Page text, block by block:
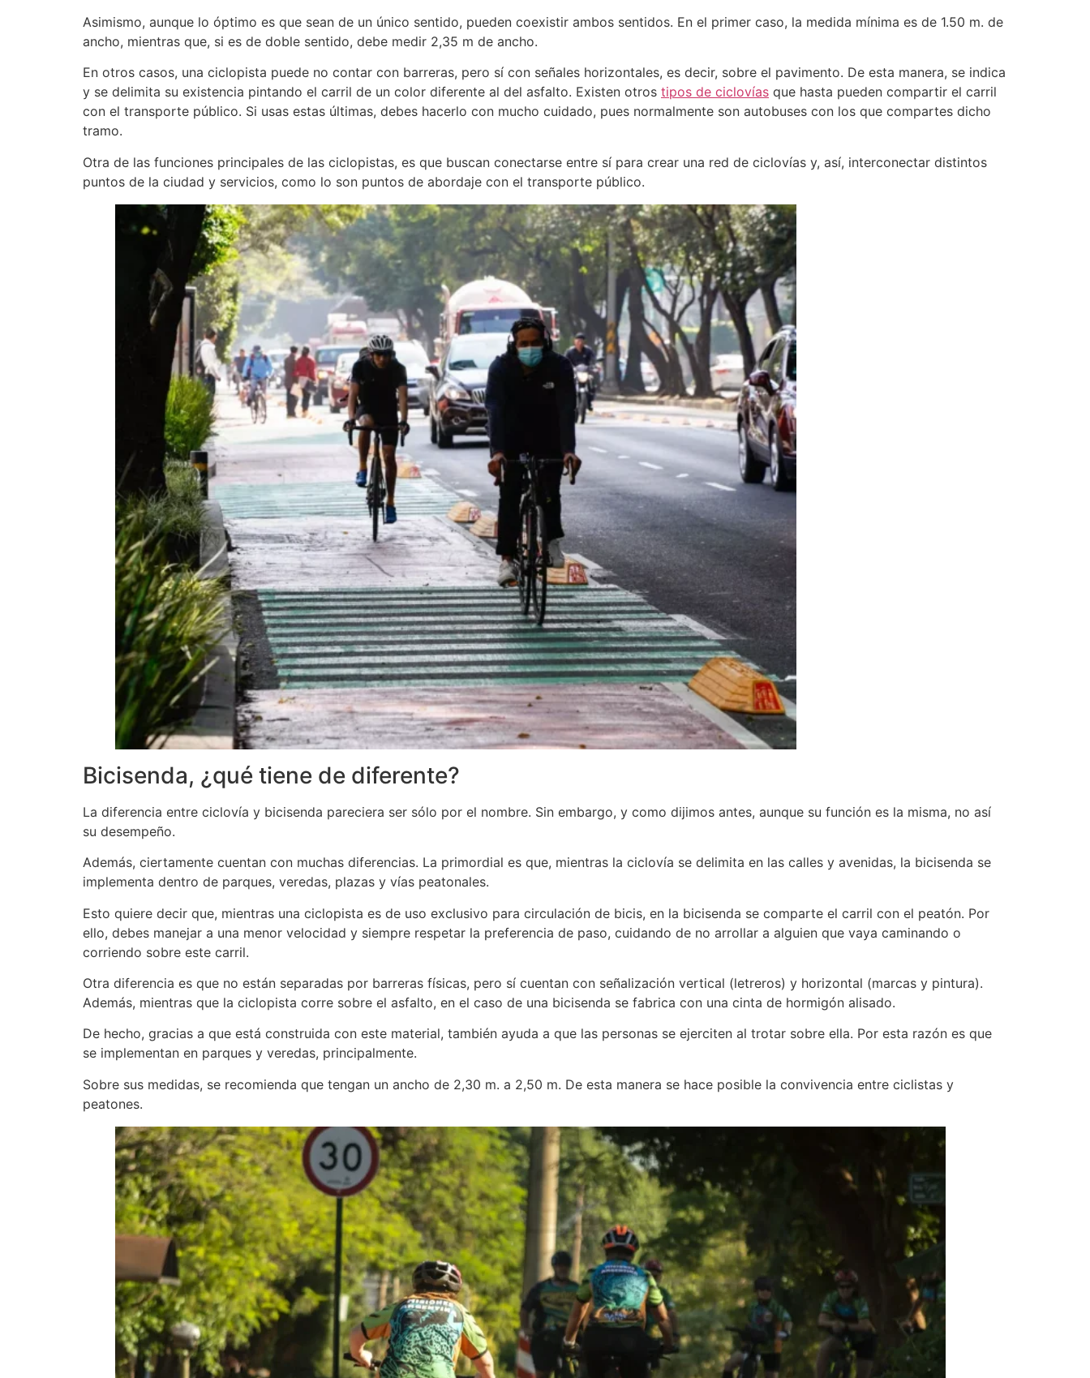
Asimismo, aunque lo óptimo es que sean de un único sentido, pueden coexistir ambos sentidos. En el primer caso, la medida mínima es de 1.50 m. de
ancho, mientras que, si es de doble sentido, debe medir 2,35 m de ancho.
En otros casos, una ciclopista puede no contar con barreras, pero sí con señales horizontales, es decir, sobre el pavimento. De esta manera, se indica
y se delimita su existencia pintando el carril de un color diferente al del asfalto. Existen otros tipos de ciclovías que hasta pueden compartir el carril
con el transporte público. Si usas estas últimas, debes hacerlo con mucho cuidado, pues normalmente son autobuses con los que compartes dicho
tramo.
Otra de las funciones principales de las ciclopistas, es que buscan conectarse entre sí para crear una red de ciclovías y, así, interconectar distintos
puntos de la ciudad y servicios, como lo son puntos de abordaje con el transporte público.
Bicisenda, ¿qué tiene de diferente?
La diferencia entre ciclovía y bicisenda pareciera ser sólo por el nombre. Sin embargo, y como dijimos antes, aunque su función es la misma, no así
su desempeño.
Además, ciertamente cuentan con muchas diferencias. La primordial es que, mientras la ciclovía se delimita en las calles y avenidas, la bicisenda se
implementa dentro de parques, veredas, plazas y vías peatonales.
Esto quiere decir que, mientras una ciclopista es de uso exclusivo para circulación de bicis, en la bicisenda se comparte el carril con el peatón. Por
ello, debes manejar a una menor velocidad y siempre respetar la preferencia de paso, cuidando de no arrollar a alguien que vaya caminando o
corriendo sobre este carril.
Otra diferencia es que no están separadas por barreras físicas, pero sí cuentan con señalización vertical (letreros) y horizontal (marcas y pintura).
Además, mientras que la ciclopista corre sobre el asfalto, en el caso de una bicisenda se fabrica con una cinta de hormigón alisado.
De hecho, gracias a que está construida con este material, también ayuda a que las personas se ejerciten al trotar sobre ella. Por esta razón es que
se implementan en parques y veredas, principalmente.
Sobre sus medidas, se recomienda que tengan un ancho de 2,30 m. a 2,50 m. De esta manera se hace posible la convivencia entre ciclistas y
peatones.